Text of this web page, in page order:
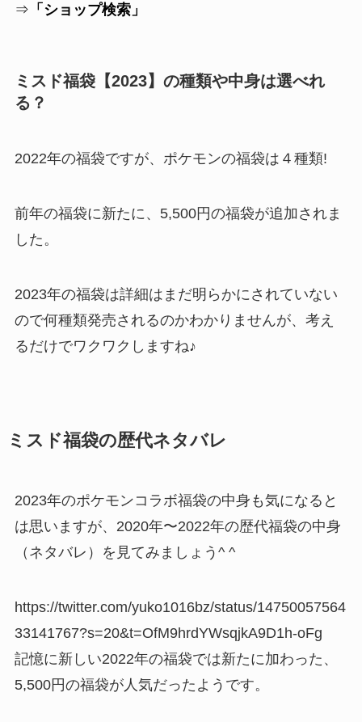
⇒ 「ショップ検索」
ミスド福袋【2023】の種類や中身は選べれ
る？
2022年の福袋ですが、ポケモンの福袋は４種類!
前年の福袋に新たに、5,500円の福袋が追加されま
した。
2023年の福袋は詳細はまだ明らかにされていない
ので何種類発売されるのかわかりませんが、考え
るだけでワクワクしますね♪
ミスド福袋の歴代ネタバレ
2023年のポケモンコラボ福袋の中身も気になると
は思いますが、 2020年〜2022年の歴代福袋の中身
（ネタバレ）を見てみましょう^ ^
https://twitter.com/yuko1016bz/status/14750057564
33141767?s=20&t=OfM9hrdYWsqjkA9D1h-oFg
記憶に新しい2022年の福袋では新たに加わった、
5,500円の福袋が人気だったようです。